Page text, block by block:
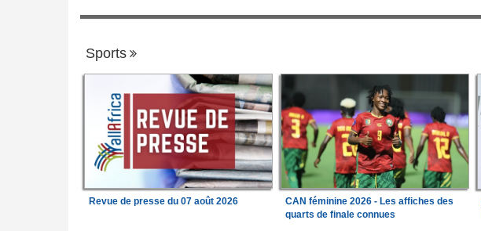
Sports
Revue de presse du 07 août 2026
CAN féminine 2026 - Les affiches des
quarts de finale connues